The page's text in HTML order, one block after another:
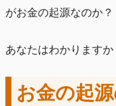
がお金の起源なのか？
あなたはわかりますか
お金の起